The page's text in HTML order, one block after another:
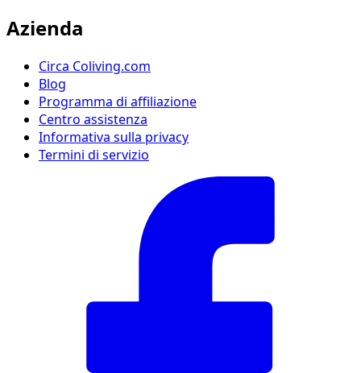
Azienda
Circa Coliving.com
Blog
Programma di affiliazione
Centro assistenza
Informativa sulla privacy
Termini di servizio